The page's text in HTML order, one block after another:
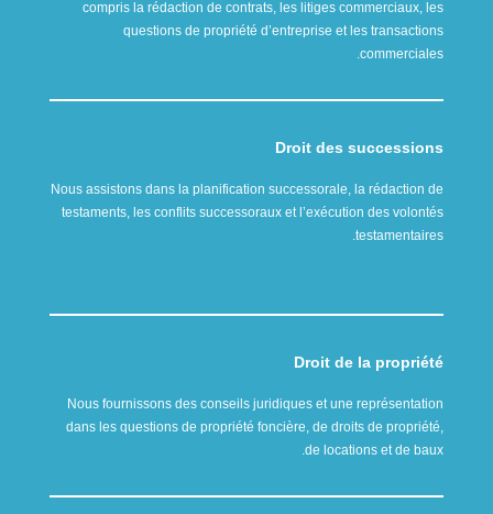
compris la rédaction de contrats, les litiges commerciaux, les
questions de propriété d’entreprise et les transactions
commerciales.
Droit des successions
Nous assistons dans la planification successorale, la rédaction de
testaments, les conflits successoraux et l’exécution des volontés
testamentaires.
Droit de la propriété
Nous fournissons des conseils juridiques et une représentation
dans les questions de propriété foncière, de droits de propriété,
de locations et de baux.